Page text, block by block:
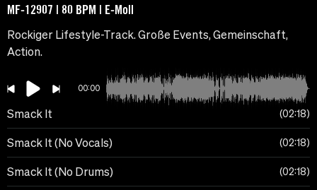
MF-12907 | 80 BPM | E-Moll
Rockiger Lifestyle-Track. Große Events, Gemeinschaft,
Action.
00:00
Smack It 02:18
Smack It (No Vocals) 02:18
Smack It (No Drums) 02:18